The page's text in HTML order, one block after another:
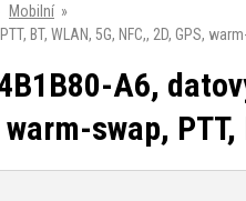
Mobilní »
BT, WLAN, 5G, NFC,, 2D, GPS,
A6,
swap,